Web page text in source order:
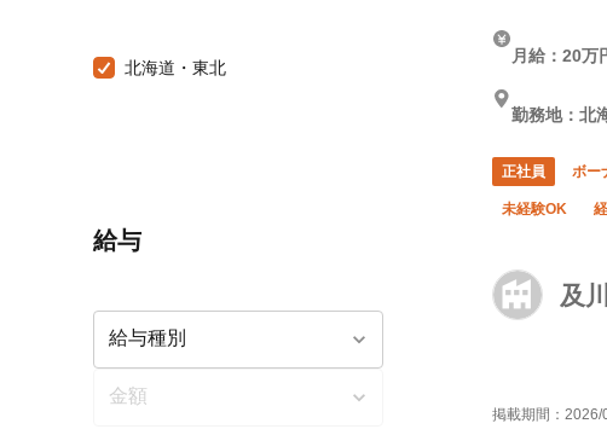
北海道・東北
給与
及
月給：20万
勤務地：北
正社員 ボー
未経験OK
掲載期間： 2026/